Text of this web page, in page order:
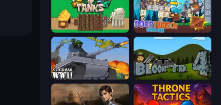
Age of Tanks Warriors: TD War Bobr Turbo: Craft Cars
Stickman WW2 Bloons Tower Defense 4